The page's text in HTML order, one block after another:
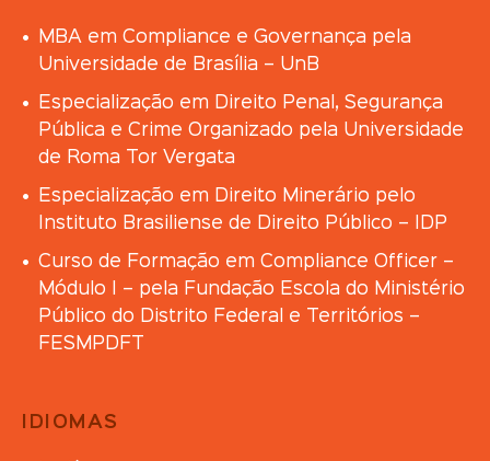
MBA em Compliance e Governança pela
Universidade de Brasília – UnB
Especialização em Direito Penal, Segurança
Pública e Crime Organizado pela Universidade
de Roma Tor Vergata
Especialização em Direito Minerário pelo
Instituto Brasiliense de Direito Público – IDP
Curso de Formação em Compliance Officer –
Módulo I – pela Fundação Escola do Ministério
Público do Distrito Federal e Territórios –
FESMPDFT
IDIOMAS